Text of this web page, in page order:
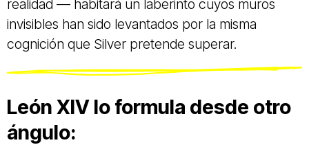
realidad — habitará un laberinto cuyos muros
invisibles han sido levantados por la misma
cognición que Silver pretende superar.
León XIV lo formula desde otro
ángulo: